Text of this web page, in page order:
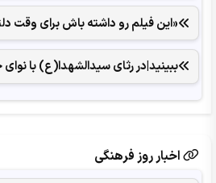
«این فیلم رو داشته باش برای وقت
ببینید|در رثای سیدالشهدا(ع) با
اخبار روز فرهنگی